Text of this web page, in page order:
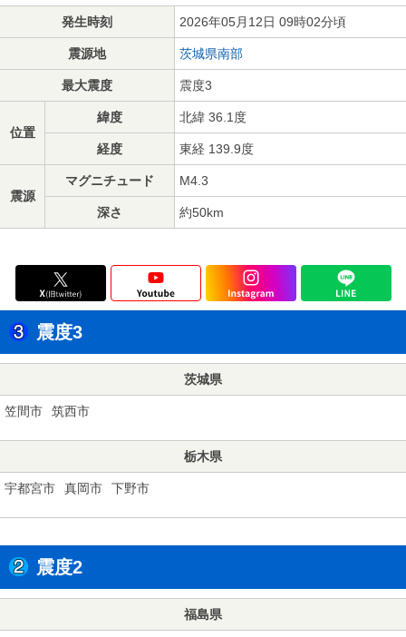
発生時刻 2026年05月12日 09時02分頃
震源地 茨城県南部
最大震度 震度3
位置
緯度 北緯 36.1度
経度 東経 139.9度
震源
マグニチュード M4.3
深さ 約50km
震度3
茨城県
笠間市 筑西市
栃木県
宇都宮市 真岡市 下野市
震度2
福島県